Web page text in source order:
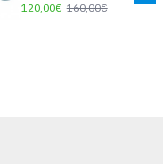
120,00€ 160,00€